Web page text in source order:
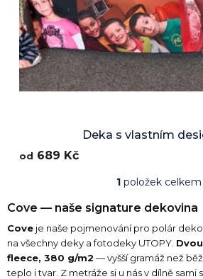
Deka s vlastním
je
hvězdiček.
od 689 Kč
O
v
l
á
d
a
c
1 položek celkem
Cove — naše signature dekovina
Cove je naše pojmenování pro polár
na všechny deky a fotodeky UTOPY.
fleece, 380 g/m2 — vyšší gramáž než
teplo i tvar. Z metráže si u nás v dílně sami